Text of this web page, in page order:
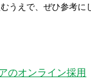
うえで、ぜひ参考に
のオンライン採用